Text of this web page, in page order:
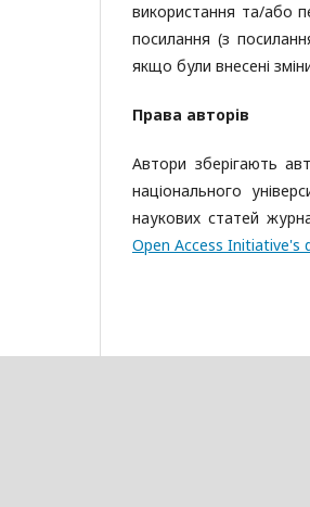
використання та/або
посилання (з
якщо були внесені
Права авторів
Автори зберігають
національного
наукових статей
Open Access Initiative's